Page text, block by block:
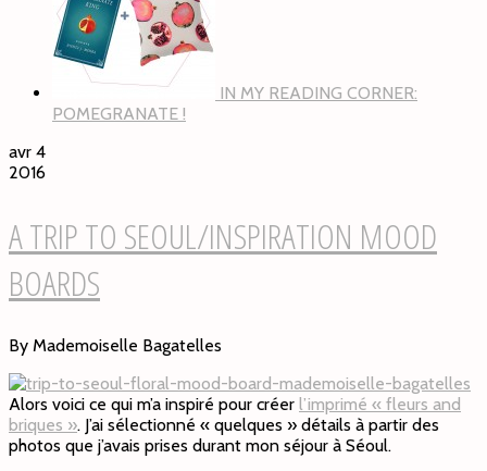
IN MY READING CORNER:
POMEGRANATE !
avr 4
2016
A TRIP TO SEOUL/INSPIRATION MOOD
BOARDS
By Mademoiselle Bagatelles
Alors voici ce qui m’a inspiré pour créer l’imprimé « fleurs and
briques ». J’ai sélectionné « quelques » détails à partir des
photos que j’avais prises durant mon séjour à Séoul.